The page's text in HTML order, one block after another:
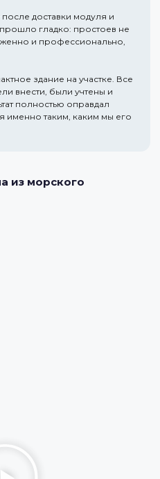
доставки модуля и
гладко: простоев не
и профессионально,
здание на участке. Все
внести, были учтены и
полностью оправдал
таким, каким мы его
из морского